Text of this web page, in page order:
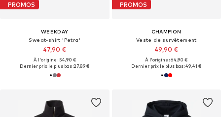
PROMOS
WEEKDAY
Sweat-shirt 'Petra'
47,90 €
À l'origine : 54,90 €
Dernier prix le plus bas :27,89 €
PROMOS
CHAMPION
Veste de survêtement
49,90 €
À l'origine : 64,90 €
Dernier prix le plus bas :49,41 €